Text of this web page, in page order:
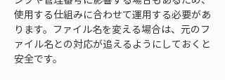
使用する仕組みに合わせて運用する必要があ
ります。ファイル名を変える場合は、元のフ
ァイル名との対応が追えるようにしておくと
安全です。